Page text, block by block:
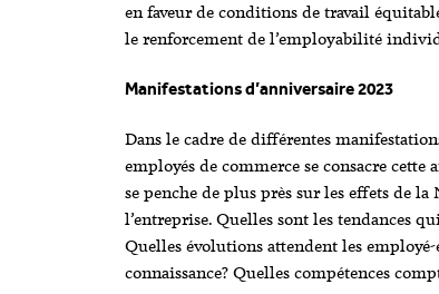
en faveur de conditions de travail
le renforcement de l’employabilité
Manifestations d’anniversaire 2023
Dans le cadre de différentes
employés de commerce se consacre
se penche de plus près sur les effets de
l’entreprise. Quelles sont les tendances
Quelles évolutions attendent les
connaissance? Quelles compétences